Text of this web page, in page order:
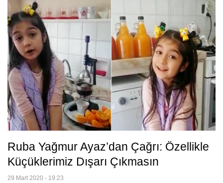
Ruba Yağmur Ayaz’dan Çağrı: Özellikle
Küçüklerimiz Dışarı Çıkmasın
29 Mart 2020 - 19:23